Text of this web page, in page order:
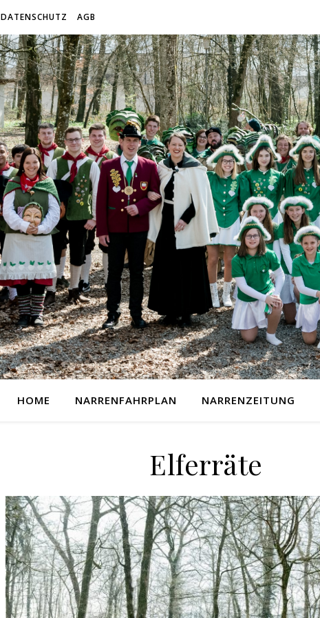
DATENSCHUTZ AGB
HOME NARRENFAHRPLAN NARRENZEITUNG
Elferräte